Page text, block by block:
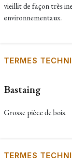
vieillit de façon très
environnementaux.
TERMES
Bastaing
Grosse pièce de bois.
TERMES